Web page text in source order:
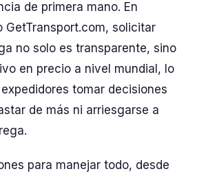
de primera mano. En
GetTransport.com, solicitar
no solo es transparente, sino
en precio a nivel mundial, lo
tomar decisiones
de más ni arriesgarse a
para manejar todo, desde